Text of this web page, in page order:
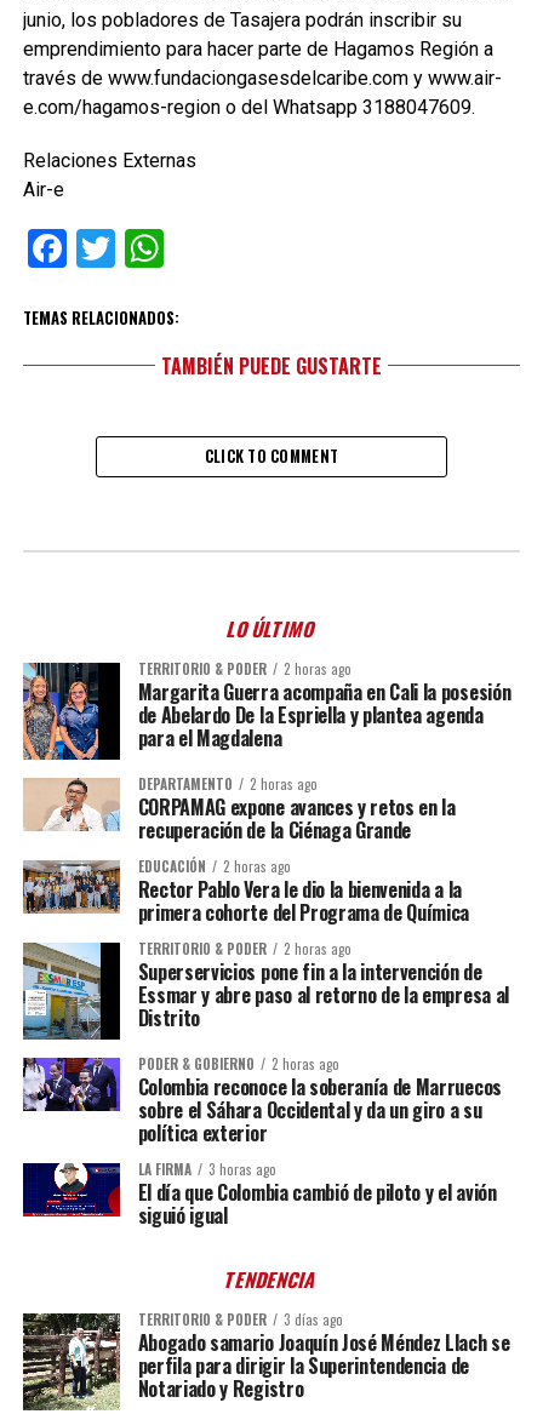
junio, los pobladores de Tasajera podrán inscribir su
emprendimiento para hacer parte de Hagamos Región a
través de www.fundaciongasesdelcaribe.com y www.air-
e.com/hagamos-region o del Whatsapp 3188047609.
Relaciones Externas
Air-e
Facebook
TwitterWhatsApp
TEMAS RELACIONADOS:
TAMBIÉN PUEDE GUSTARTE
CLICK TO COMMENT
LO ÚLTIMO
TERRITORIO & PODER 2 horas ago
Margarita Guerra acompaña en Cali la posesión
de Abelardo De la Espriella y plantea agenda
para el Magdalena
DEPARTAMENTO 2 horas ago
CORPAMAG expone avances y retos en la
recuperación de la Ciénaga Grande
EDUCACIÓN 2 horas ago
Rector Pablo Vera le dio la bienvenida a la
primera cohorte del Programa de Química
TERRITORIO & PODER 2 horas ago
Superservicios pone fin a la intervención de
Essmar y abre paso al retorno de la empresa al
Distrito
PODER & GOBIERNO 2 horas ago
Colombia reconoce la soberanía de Marruecos
sobre el Sáhara Occidental y da un giro a su
política exterior
LA FIRMA 3 horas ago
El día que Colombia cambió de piloto y el avión
siguió igual
TENDENCIA
TERRITORIO & PODER 3 días ago
Abogado samario Joaquín José Méndez Llach se
perfila para dirigir la Superintendencia de
Notariado y Registro